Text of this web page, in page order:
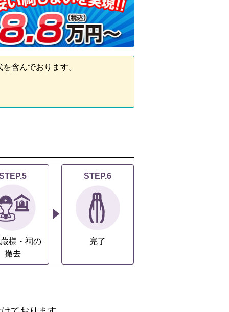
含んでおります。
様・祠の
撤去
STEP.6
完了